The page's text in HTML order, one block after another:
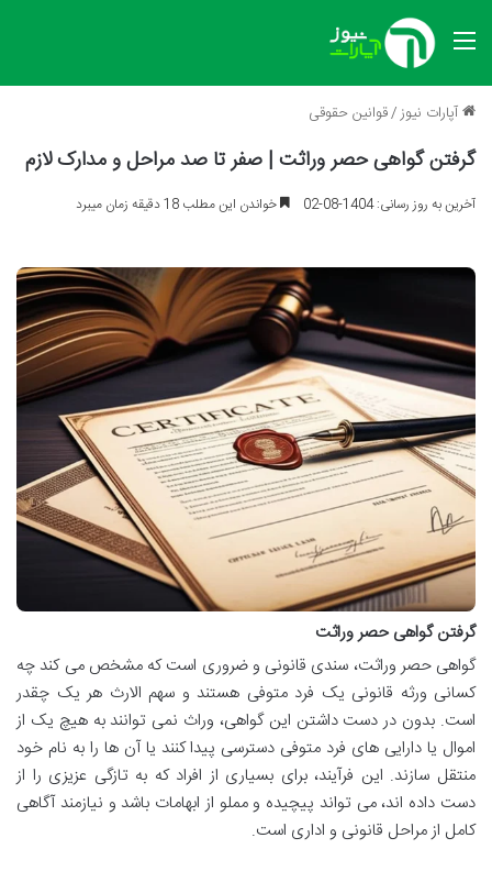
منو
آپارات نیوز/قوانین حقوقی
گرفتن گواهی حصر وراثت | صفر تا صد مراحل و مدارک لازم
آخرین به روز رسانی: 1404-08-02 خواندن این مطلب 18 دقیقه زمان میبرد
گرفتن گواهی حصر وراثت
گواهی حصر وراثت، سندی قانونی و ضروری است که مشخص می کند چه
کسانی ورثه قانونی یک فرد متوفی هستند و سهم الارث هر یک چقدر
است. بدون در دست داشتن این گواهی، وراث نمی توانند به هیچ یک از
اموال یا دارایی های فرد متوفی دسترسی پیدا کنند یا آن ها را به نام خود
منتقل سازند. این فرآیند، برای بسیاری از افراد که به تازگی عزیزی را از
دست داده اند، می تواند پیچیده و مملو از ابهامات باشد و نیازمند آگاهی
کامل از مراحل قانونی و اداری است.